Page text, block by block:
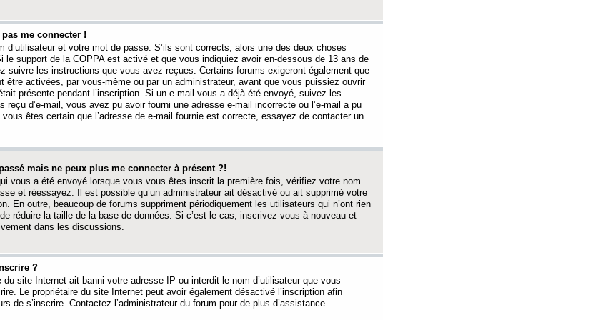
me connecter !
d’utilisateur et votre mot de passe. S’ils sont corrects, alors une des deux choses
le support de la COPPA est activé et que vous indiquiez avoir en-dessous de 13 ans de
suivre les instructions que vous avez reçues. Certains forums exigeront également que
être activées, par vous-même ou par un administrateur, avant que vous puissiez ouvrir
présente pendant l’inscription. Si un e-mail vous a déjà été envoyé, suivez les
reçu d’e-mail, vous avez pu avoir fourni une adresse e-mail incorrecte ou l’e-mail a pu
vous êtes certain que l’adresse de e-mail fournie est correcte, essayez de contacter un
mais ne peux plus me connecter à présent ?!
vous a été envoyé lorsque vous vous êtes inscrit la première fois, vérifiez votre nom
et réessayez. Il est possible qu’un administrateur ait désactivé ou ait supprimé votre
En outre, beaucoup de forums suppriment périodiquement les utilisateurs qui n’ont rien
réduire la taille de la base de données. Si c’est le cas, inscrivez-vous à nouveau et
dans les discussions.
?
du site Internet ait banni votre adresse IP ou interdit le nom d’utilisateur que vous
Le propriétaire du site Internet peut avoir également désactivé l’inscription afin
de s’inscrire. Contactez l’administrateur du forum pour de plus d’assistance.